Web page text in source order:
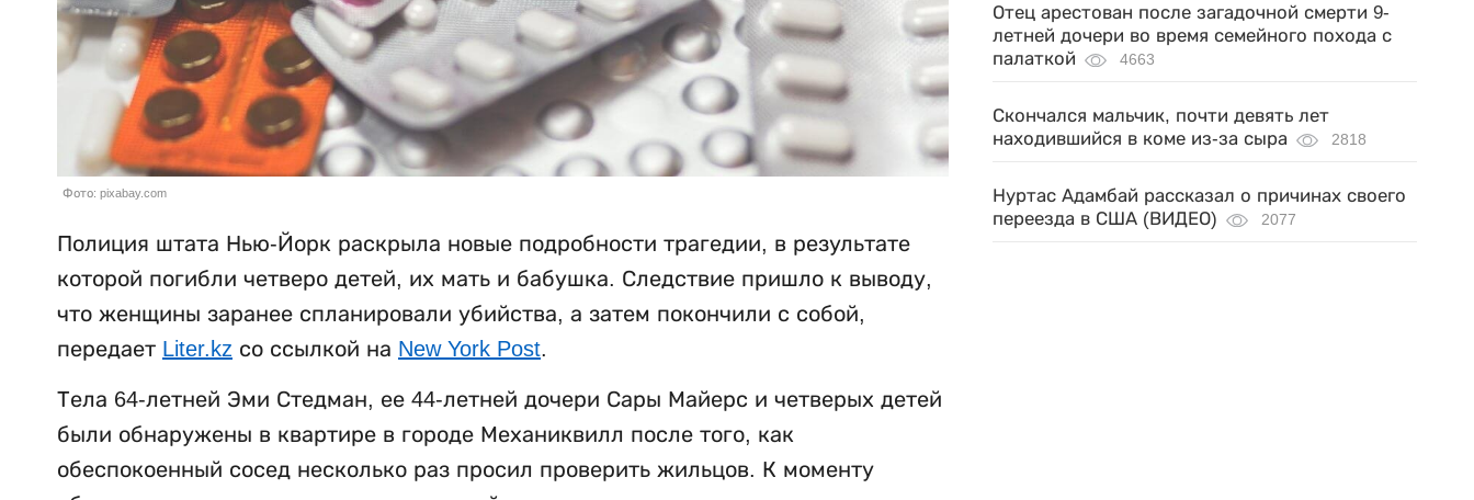
Фото: pixabay.com
Полиция штата Нью-Йорк раскрыла новые подробности трагедии, в результате
которой погибли четверо детей, их мать и бабушка. Следствие пришло к выводу,
что женщины заранее спланировали убийства, а затем покончили с собой,
передает Liter.kz со ссылкой на New York Post.
Тела 64-летней Эми Стедман, ее 44-летней дочери Сары Майерс и четверых детей
были обнаружены в квартире в городе Механиквилл после того, как
обеспокоенный сосед несколько раз просил проверить жильцов. К моменту
Отец арестован после загадочной смерти 9-
летней дочери во время семейного похода с
палаткой
4663
Скончался мальчик, почти девять лет
находившийся в коме из-за сыра
2818
Нуртас Адамбай рассказал о причинах своего
переезда в США (ВИДЕО)
2077